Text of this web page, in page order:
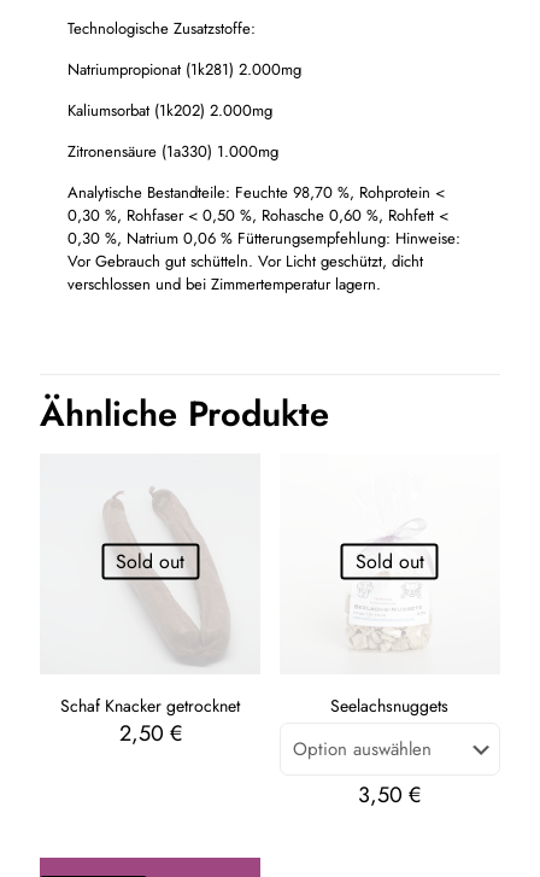
Technologische Zusatzstoffe:
Natriumpropionat (1k281) 2.000mg
Kaliumsorbat (1k202) 2.000mg
Zitronensäure (1a330) 1.000mg
Analytische Bestandteile: Feuchte 98,70 %, Rohprotein <
0,30 %, Rohfaser < 0,50 %, Rohasche 0,60 %, Rohfett <
0,30 %, Natrium 0,06 % Fütterungsempfehlung: Hinweise:
Vor Gebrauch gut schütteln. Vor Licht geschützt, dicht
verschlossen und bei Zimmertemperatur lagern.
Ähnliche Produkte
Sold out
Schaf Knacker getrocknet
2,50 €
Sold out
Seelachsnuggets
3,50€